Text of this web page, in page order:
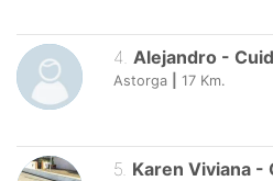
4. Alejandro -
Astorga 17 Km.
5 Karen Viviana -